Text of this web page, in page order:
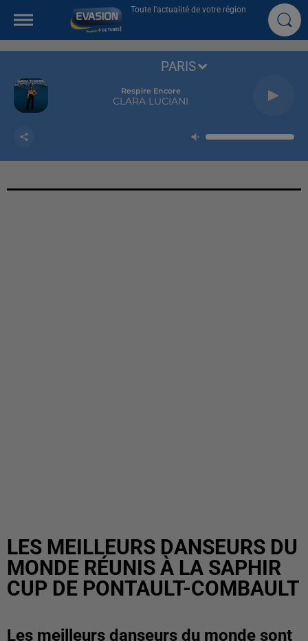
Toute l'actualité de votre région
Respire Encore
CLARA LUCIANI
PARIS
LES MEILLEURS DANSEURS DU
MONDE RÉUNIS À LA SAPHIR
CUP DE PONTAULT-COMBAULT
Les meilleurs danseurs du monde sont